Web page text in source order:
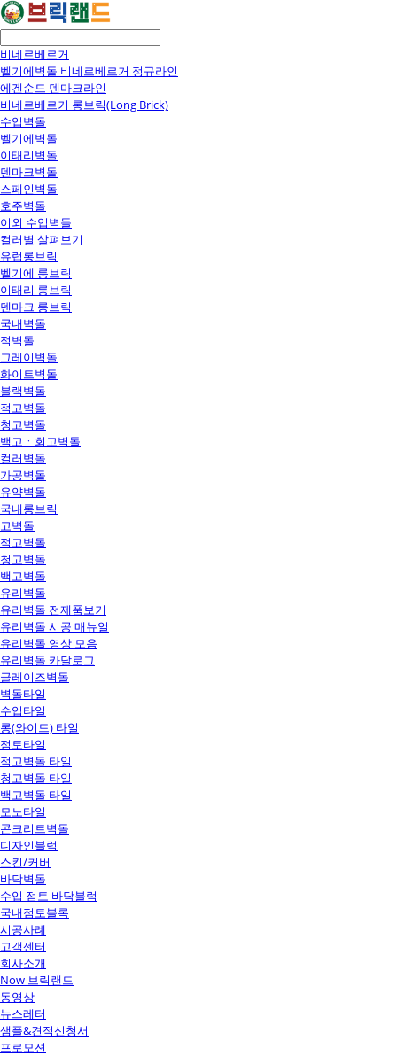
비네르베르거
벨기에벽돌 비네르베르거 정규라인
에겐순드 덴마크라인
비네르베르거 롱브릭(Long Brick)
수입벽돌
벨기에벽돌
이태리벽돌
덴마크벽돌
스페인벽돌
호주벽돌
이외 수입벽돌
컬러별 살펴보기
유럽롱브릭
벨기에 롱브릭
이태리 롱브릭
덴마크 롱브릭
국내벽돌
적벽돌
그레이벽돌
화이트벽돌
블랙벽돌
적고벽돌
청고벽돌
백고ㆍ회고벽돌
컬러벽돌
가공벽돌
유약벽돌
국내롱브릭
고벽돌
적고벽돌
청고벽돌
백고벽돌
유리벽돌
유리벽돌 전제품보기
유리벽돌 시공 매뉴얼
유리벽돌 영상 모음
유리벽돌 카달로그
글레이즈벽돌
벽돌타일
수입타일
롱(와이드) 타일
점토타일
적고벽돌 타일
청고벽돌 타일
백고벽돌 타일
모노타일
콘크리트벽돌
디자인블럭
스킨/커버
바닥벽돌
수입 점토 바닥블럭
국내점토블록
시공사례
고객센터
회사소개
Now 브릭랜드
동영상
뉴스레터
샘플&견적신청서
프로모션